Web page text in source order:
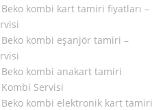
kombi kart tamiri fiyatları –
kombi eşanjör tamiri –
kombi anakart tamiri
Kombi Servisi
kombi elektronik kart tamiri